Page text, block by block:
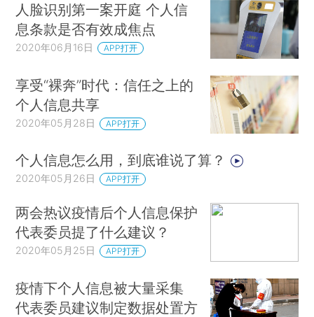
人脸识别第一案开庭 个人信
息条款是否有效成焦点
2020年06月16日 APP打开
享受“裸奔”时代：信任之上的
个人信息共享
2020年05月28日 APP打开
个人信息怎么用，到底谁说了算？
2020年05月26日 APP打开
两会热议疫情后个人信息保护
代表委员提了什么建议？
2020年05月25日 APP打开
疫情下个人信息被大量采集
代表委员建议制定数据处置方